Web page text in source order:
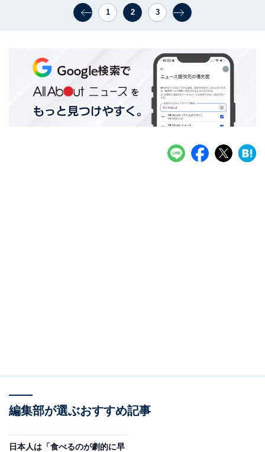
1 2 3
編集部が選ぶおすすめ記事
日本人は「食べるのが劇的に早